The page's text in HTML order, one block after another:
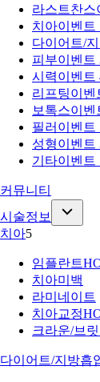
라스트찬스
치아이벤트
다이어트/
피부이벤트
시력이벤트
리프팅이벤
보톡스이벤
필러 이벤트
성형이벤트
기타이벤트
커뮤니티
시술정보
치아5
임플란트
치아미백
라미네이트
치아교정
크라운/브릿
다이어트/지방흡